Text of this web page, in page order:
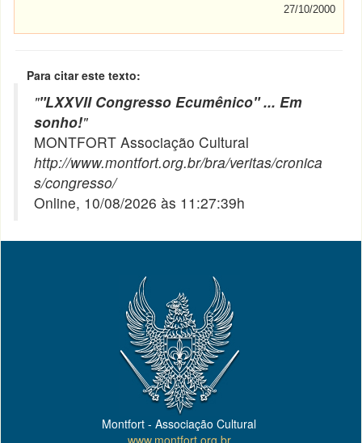
27/10/2000
Para citar este texto:
""LXXVII Congresso Ecumênico" ... Em
sonho!"
MONTFORT Associação Cultural
http://www.montfort.org.br/bra/veritas/cronica
s/congresso/
Online, 10/08/2026 às 11:27:39h
Montfort - Associação Cultural
www.montfort.org.br